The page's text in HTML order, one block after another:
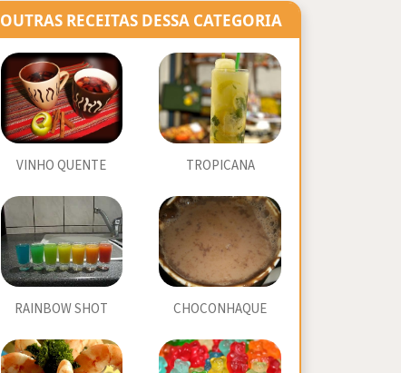
OUTRAS RECEITAS DESSA CATEGORIA
VINHO QUENTE TROPICANA
RAINBOW SHOT CHOCONHAQUE